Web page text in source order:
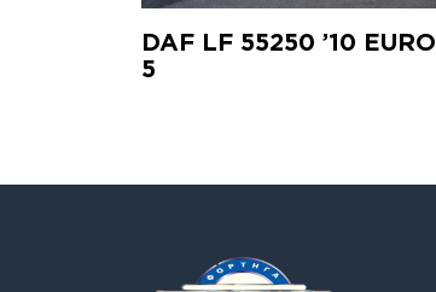
DAF LF 55250 ’10 EURO
5